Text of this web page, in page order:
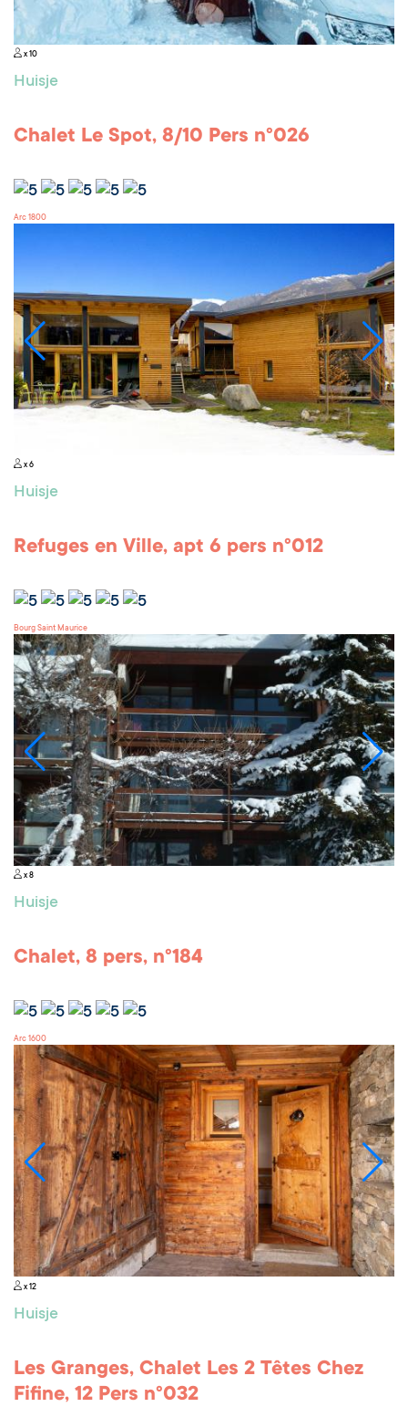
x 10
Huisje
Chalet Le Spot, 8/10 Pers n°026
Arc 1800
x 6
Huisje
Refuges en Ville, apt 6 pers n°012
Bourg Saint Maurice
x 8
Huisje
Chalet, 8 pers, n°184
Arc 1600
x 12
Huisje
Les Granges, Chalet Les 2 Têtes Chez
Fifine, 12 Pers n°032